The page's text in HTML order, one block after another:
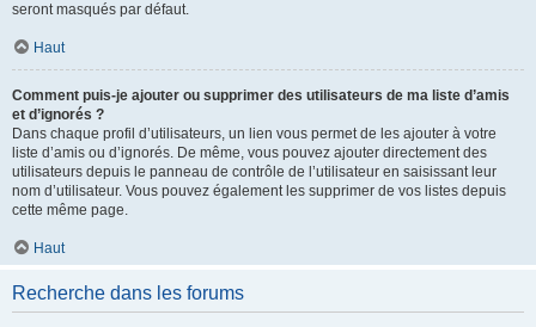
seront masqués par défaut.
Haut
Comment puis-je ajouter ou supprimer des utilisateurs de ma liste d’amis
et d’ignorés ?
Dans chaque profil d’utilisateurs, un lien vous permet de les ajouter à votre
liste d’amis ou d’ignorés. De même, vous pouvez ajouter directement des
utilisateurs depuis le panneau de contrôle de l’utilisateur en saisissant leur
nom d’utilisateur. Vous pouvez également les supprimer de vos listes depuis
cette même page.
Haut
Recherche dans les forums